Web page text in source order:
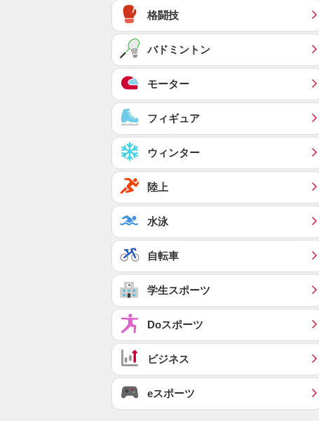
格闘技
バドミントン
モーター
フィギュア
ウィンター
陸上
水泳
自転車
学生スポーツ
Doスポーツ
ビジネス
eスポーツ